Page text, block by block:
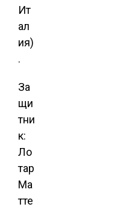
Ит
ал
ия)
.
За
щи
тни
к:
Ло
тар
Ма
тте